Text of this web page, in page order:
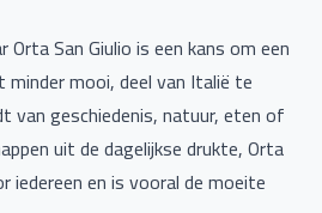
San Giulio is een kans om een
minder mooi, deel van Italië te
van geschiedenis, natuur, eten of
uit de dagelijkse drukte, Orta
iedereen en is vooral de moeite